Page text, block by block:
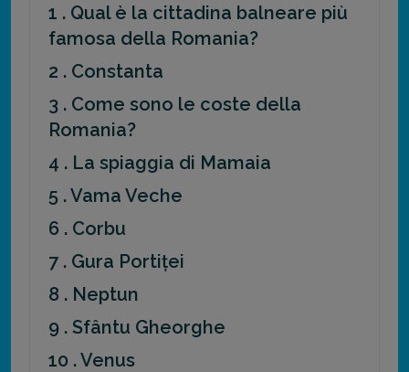
1 . Qual è la cittadina balneare più
famosa della Romania?
2 . Constanta
3 . Come sono le coste della
Romania?
4 . La spiaggia di Mamaia
5 . Vama Veche
6 . Corbu
7 . Gura Portiței
8 . Neptun
9 . Sfântu Gheorghe
10 . Venus